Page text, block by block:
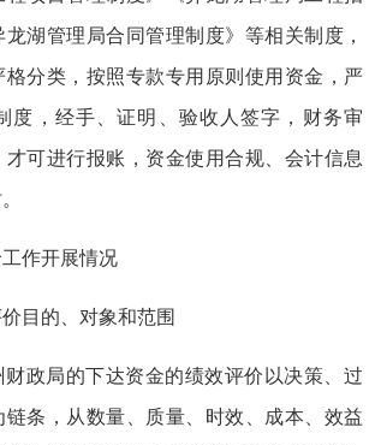
湖管理局合同管理制度》等相关制度，
格分类，按照专款专用原则使用资金，严
度，经手、证明、验收人签字，财务审
可进行报账，资金使用合规、会计信息
作开展情况
价目的、对象和范围
政局的下达资金的绩效评价以决策、过
条，从数量、质量、时效、成本、效益